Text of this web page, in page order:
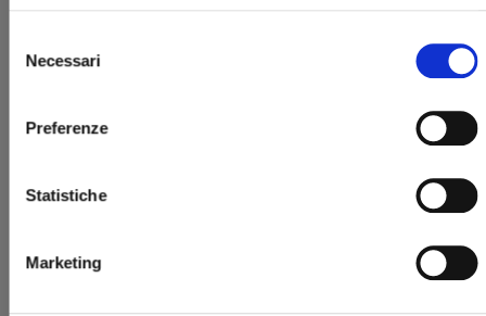
delNecessari
Preferenze
Statistiche
Marketing